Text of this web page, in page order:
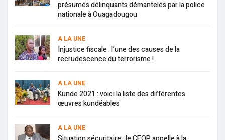
présumés délinquants démantelés par la police
nationale à Ouagadougou
A LA UNE
Injustice fiscale : l’une des causes de la
recrudescence du terrorisme !
A LA UNE
Kunde 2021 : voici la liste des différentes
œuvres kundéables
A LA UNE